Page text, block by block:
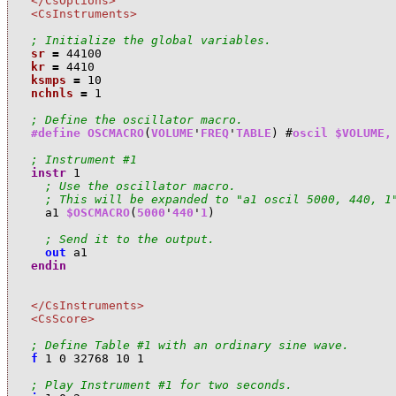
<CsInstruments>
; Initialize the global variables.
sr = 44100
kr = 4410
ksmps = 10
nchnls = 1
; Define the oscillator macro.
#define OSCMACRO(VOLUME ' FREQ ' TABLE ) #oscil $VOLUME,
; Instrument #1
instr 1
; Use the oscillator macro.
; This will be expanded to "a1 oscil 5000, 440,
a1 $OSCMACRO( 5000 ' 440 ' 1 )
; Send it to the output.
out
a1
endin
</CsInstruments>
<CsScore>
; Define Table #1 with an ordinary sine wave.
f
1 0 32768 10
1
; Play Instrument #1 for two seconds.